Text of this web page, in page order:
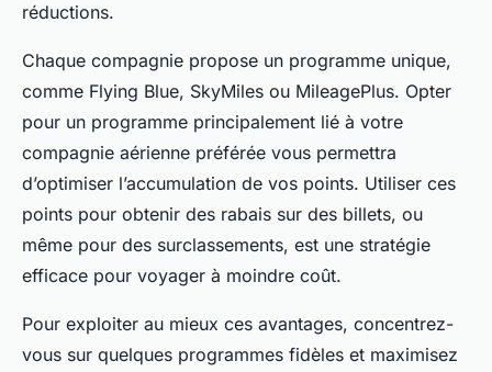
réductions.
Chaque compagnie propose un programme unique,
comme Flying Blue, SkyMiles ou MileagePlus. Opter
pour un programme principalement lié à votre
compagnie aérienne préférée vous permettra
d’optimiser l’accumulation de vos points. Utiliser ces
points pour obtenir des rabais sur des billets, ou
même pour des surclassements, est une stratégie
efficace pour voyager à moindre coût.
Pour exploiter au mieux ces avantages, concentrez-
vous sur quelques programmes fidèles et maximisez